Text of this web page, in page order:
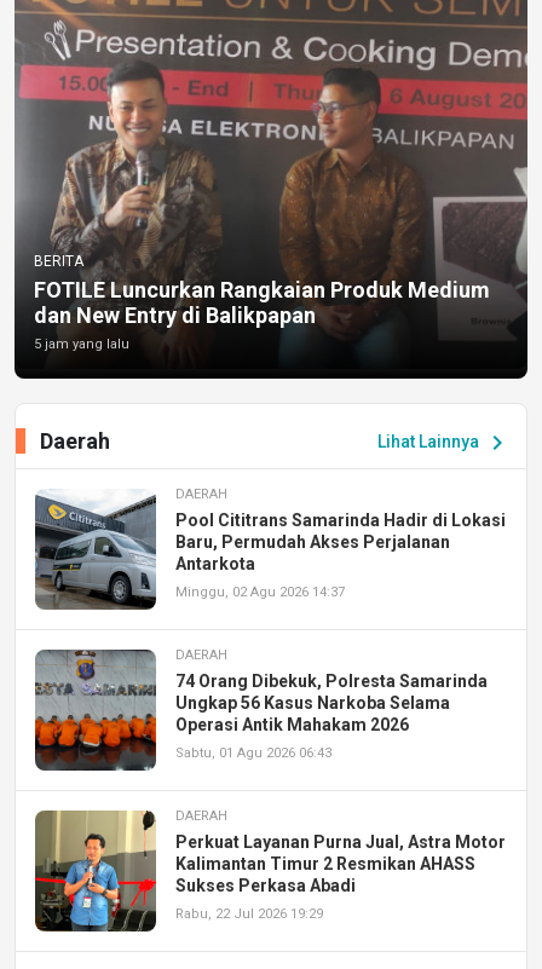
BERITA
FOTILE Luncurkan Rangkaian Produk Medium
dan New Entry di Balikpapan
5 jam yang lalu
Lihat Lainnya chevron_right
Daerah
DAERAH
Pool Cititrans Samarinda Hadir di Lokasi
Baru, Permudah Akses Perjalanan
Antarkota
Minggu, 02 Agu 2026 14:37
DAERAH
74 Orang Dibekuk, Polresta Samarinda
Ungkap 56 Kasus Narkoba Selama
Operasi Antik Mahakam 2026
Sabtu, 01 Agu 2026 06:43
DAERAH
Perkuat Layanan Purna Jual, Astra Motor
Kalimantan Timur 2 Resmikan AHASS
Sukses Perkasa Abadi
Rabu, 22 Jul 2026 19:29